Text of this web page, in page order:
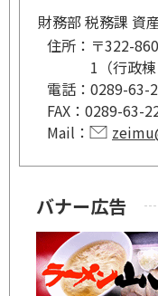
財務部 税務課 資
住所： 〒322-
1（行政棟
電話： 0289-63-
FAX： 0289-63-
Mail：
バナー広告